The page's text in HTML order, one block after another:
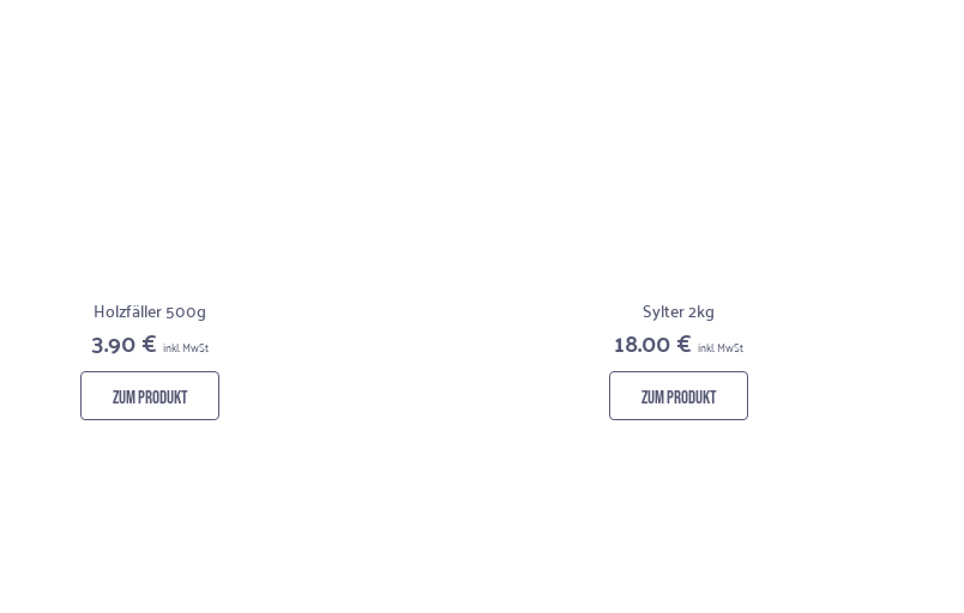
Holzfäller 500g
3.90 €inkl. MwSt
ZUM PRODUKT
Sylter 2kg
18.00 € inkl. MwSt
ZUM PRODUKT